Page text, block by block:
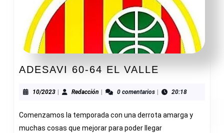
ADESAVI 60-64 EL VALLE
64
VALLE
10/202310/2023Redacción Redacción0 comentarios 20:18
Comenzamos la temporada con una derrota amarga y
muchas cosas que mejorar para poder llegar